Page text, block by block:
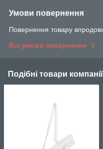
Умови повернення
Повернення товару
Всі умови повернення
Подібні товари компанії